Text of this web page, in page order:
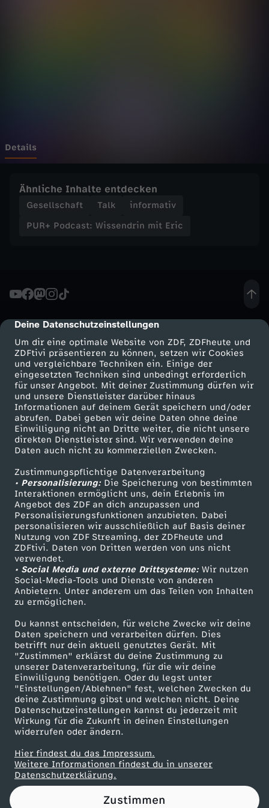
cmp-dialog-description
Deine Datenschutzeinstellungen
Um dir eine optimale Website von ZDF, ZDFheute und
ZDFtivi präsentieren zu können, setzen wir Cookies
und vergleichbare Techniken ein. Einige der
eingesetzten Techniken sind unbedingt erforderlich
für unser Angebot. Mit deiner Zustimmung dürfen wir
und unsere Dienstleister darüber hinaus
Informationen auf deinem Gerät speichern und/oder
abrufen. Dabei geben wir deine Daten ohne deine
Einwilligung nicht an Dritte weiter, die nicht unsere
direkten Dienstleister sind. Wir verwenden deine
Daten auch nicht zu kommerziellen Zwecken.
Zustimmungspflichtige Datenverarbeitung
• Personalisierung:Die Speicherung von bestimmten
Interaktionen ermöglicht uns, dein Erlebnis im
Angebot des ZDF an dich anzupassen und
Personalisierungsfunktionen anzubieten. Dabei
personalisieren wir ausschließlich auf Basis deiner
Nutzung von ZDF Streaming, der ZDFheute und
ZDFtivi. Daten von Dritten werden von uns nicht
verwendet.
• Social Media und externe Drittsysteme:Wir nutzen
Social-Media-Tools und Dienste von anderen
Anbietern. Unter anderem um das Teilen von Inhalten
zu ermöglichen.
Du kannst entscheiden, für welche Zwecke wir deine
Daten speichern und verarbeiten dürfen. Dies
betrifft nur dein aktuell genutztes Gerät. Mit
"Zustimmen" erklärst du deine Zustimmung zu
unserer Datenverarbeitung, für die wir deine
Einwilligung benötigen. Oder du legst unter
"Einstellungen/Ablehnen" fest, welchen Zwecken du
deine Zustimmung gibst und welchen nicht. Deine
Datenschutzeinstellungen kannst du jederzeit mit
Wirkung für die Zukunft in deinen Einstellungen
widerrufen oder ändern.
Hier findest du das Impressum.
Weitere Informationen findest du in unserer
Datenschutzerklärung.
Zustimmen
W
s
n
d
r
i
n
m
i
t
E
r
i
c
-
P
o
d
c
a
Details
Ähnliche Inhalte entdecken
Gesellschaft Talk
informativ
PUR+ Podcast: Wissendrin mit Eric
Mehr ZDF
ZDF-Apps
Smart TV
ZDFtext
Livestreams
Sendungen A-Z
TV-Programm
Service
ZDFmitreden
Kontakt zum ZDF
Tickets
Zuschauerservice
Hilfe
ZDF Unternehmen
Karriere
ZDF goes Schule
Werbefernsehen
Mainzelmännchen
Partner